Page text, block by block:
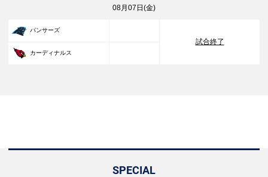
08月07日(金)
パンサーズ
試合終了
カーディナルス
SPECIAL